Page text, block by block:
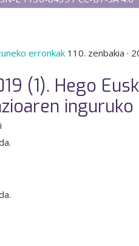
erronkak 110. zenbakia ·
(1). Hego
inguruko